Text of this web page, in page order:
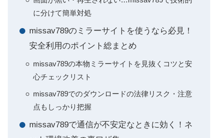
に分けて簡単対処
missav789のミラーサイトを使うなら必見！
安全利用のポイント総まとめ
missav789の本物ミラーサイトを見抜くコツと安
心チェックリスト
missav789でのダウンロードの法律リスク・注意
点もしっかり把握
missav789で通信が不安定なときに効く！ネ